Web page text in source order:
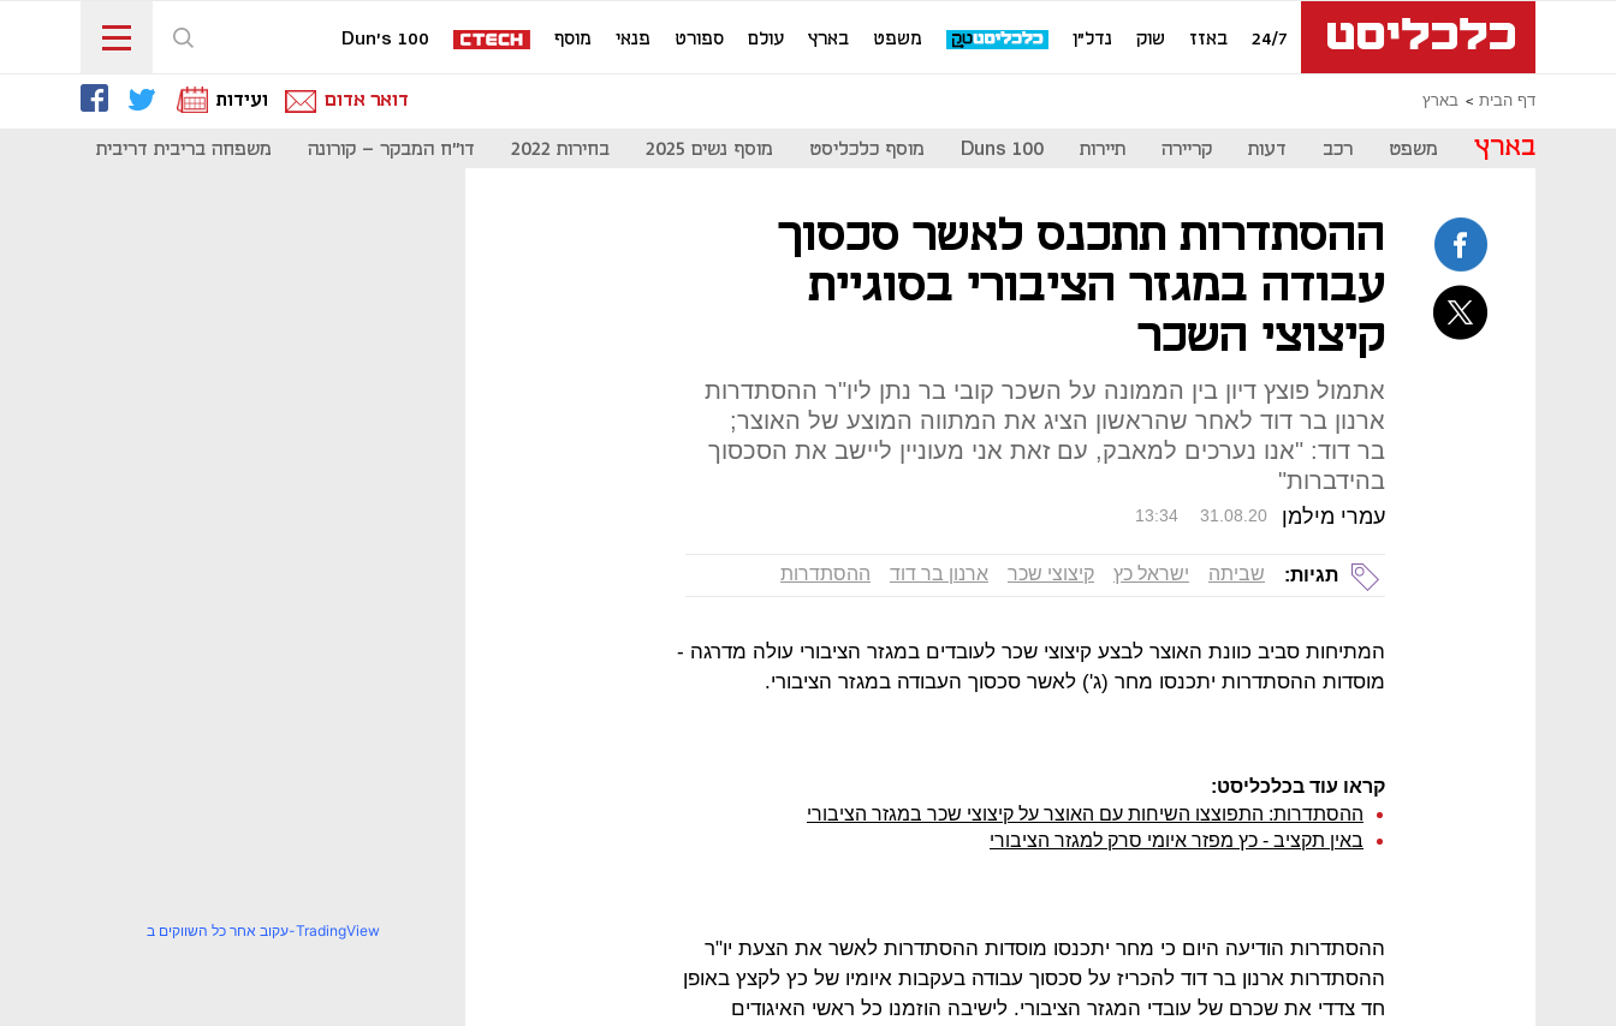
24/7 באזז שוק נדל"ן משפט בארץ עולם ספורט פנאי מוסף Dun's 100
דף הבית בארץ דואר אדום ועידות
בארץ משפט רכב דעות קריירה תיירות Duns 100 מוסף כלכליסט מוסף נשים 2025 בחירות 2022 דו"ח המבקר - קורונה משפחה בריבית דריבית
ההסתדרות תתכנס לאשר סכסוך
עבודה במגזר הציבורי בסוגיית
קיצוצי השכר
אתמול פוצץ דיון בין הממונה על השכר קובי בר נתן ליו"ר ההסתדרות
ארנון בר דוד לאחר שהראשון הציג את המתווה המוצע של האוצר;
בר דוד: "אנו נערכים למאבק, עם זאת אני מעוניין ליישב את הסכסוך
בהידברות"
עמרי מילמן 13:34 31.08.20
תגיות: שביתה ישראל כץ קיצוצי שכר ארנון בר דוד ההסתדרות
המתיחות סביב כוונת האוצר לבצע קיצוצי שכר לעובדים במגזר הציבורי עולה מדרגה -
מוסדות ההסתדרות יתכנסו מחר (ג') לאשר סכסוך העבודה במגזר הציבורי.
קראו עוד בכלכליסט:
ההסתדרות: התפוצצו השיחות עם האוצר על קיצוצי שכר במגזר הציבורי
באין תקציב - כץ מפזר איומי סרק למגזר הציבורי
ההסתדרות הודיעה היום כי מחר יתכנסו מוסדות ההסתדרות לאשר את הצעת יו"ר
ההסתדרות ארנון בר דוד להכריז על סכסוך עבודה בעקבות איומיו של כץ לקצץ באופן
חד צדדי את שכרם של עובדי המגזר הציבורי. לישיבה הוזמנו כל ראשי האיגודים
עקוב אחר כל השווקים ב-TradingView